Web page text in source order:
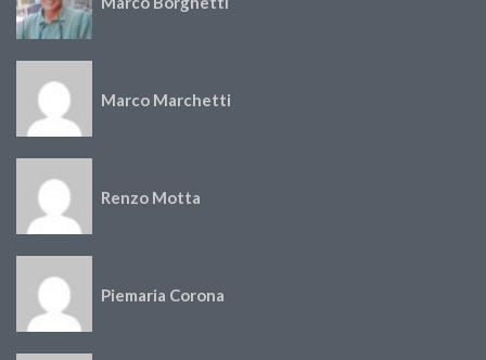
Marco Marchetti
Renzo Motta
Piemaria Corona